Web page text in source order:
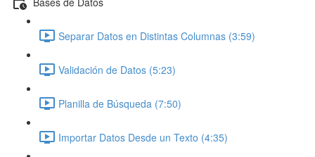
Separar Datos en Distintas Columnas (3:59)
Validación de Datos (5:23)
Planilla de Búsqueda (7:50)
Importar Datos Desde un Texto (4:35)